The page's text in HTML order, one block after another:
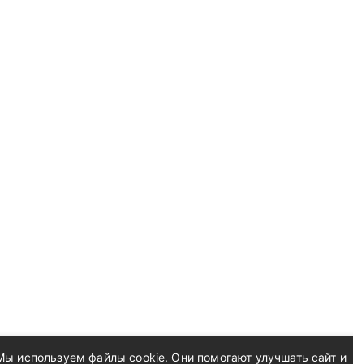
используем файлы cookie. Они помогают улучшать сайт и